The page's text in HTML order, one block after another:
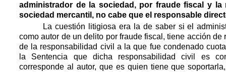
administrador de la sociedad, por fraude fiscal y
sociedad mercantil, no cabe que el responsable
La cuestión litigiosa era la de saber si el
como autor de un delito por fraude fiscal, tiene acción
de la responsabilidad civil a la que fue condenado
la Sentencia que dicha responsabilidad civil es
corresponde al autor, que es quien tiene que